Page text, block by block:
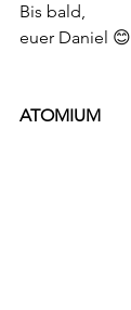
Bis bald,
euer Daniel 😊
ATOMIUM